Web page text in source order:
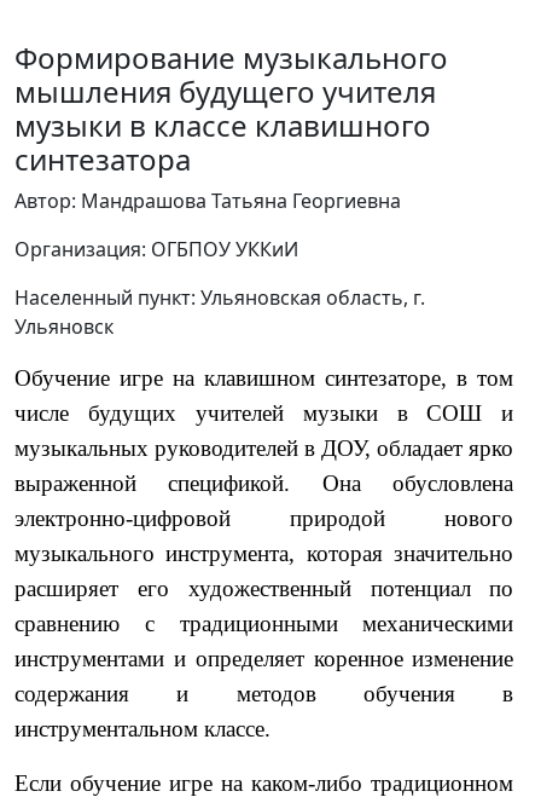
Формирование музыкального
мышления будущего учителя
музыки в классе клавишного
синтезатора
Автор: Мандрашова Татьяна Георгиевна
Организация: ОГБПОУ УККиИ
Населенный пункт: Ульяновская область, г.
Ульяновск
Обучение игре на клавишном синтезаторе, в том
числе будущих учителей музыки в СОШ и
музыкальных руководителей в ДОУ, обладает ярко
выраженной спецификой. Она обусловлена
электронно-цифровой природой нового
музыкального инструмента, которая значительно
расширяет его художественный потенциал по
сравнению с традиционными механическими
инструментами и определяет коренное изменение
содержания и методов обучения в
инструментальном классе.
Если обучение игре на каком-либо традиционном